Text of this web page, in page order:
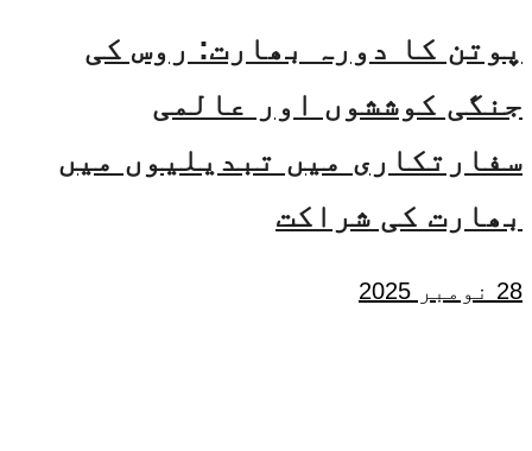
پوتن کا دورہ بھارت: روس کی
جنگی کوششوں اور عالمی
سفارتکاری میں تبدیلیوں میں
بھارت کی شراکت
28 نومبر 2025